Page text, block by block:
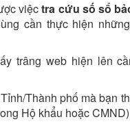
việctra cứu số sổ
cần thực hiện
trâng web hiện lên
Thành phố mà bạn
Hộ khẩu hoặc CMND)